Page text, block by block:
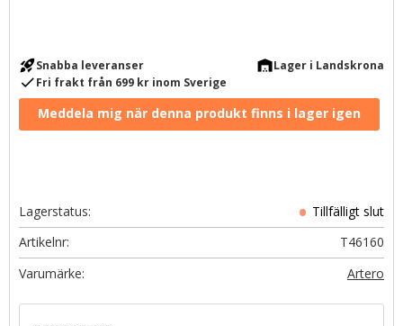
rocket_launchSnabba leveranser warehouseLager i Landskrona
checkFri frakt från 699 kr inom Sverige
Lagerstatus
Artikelnr
T46160
Artero